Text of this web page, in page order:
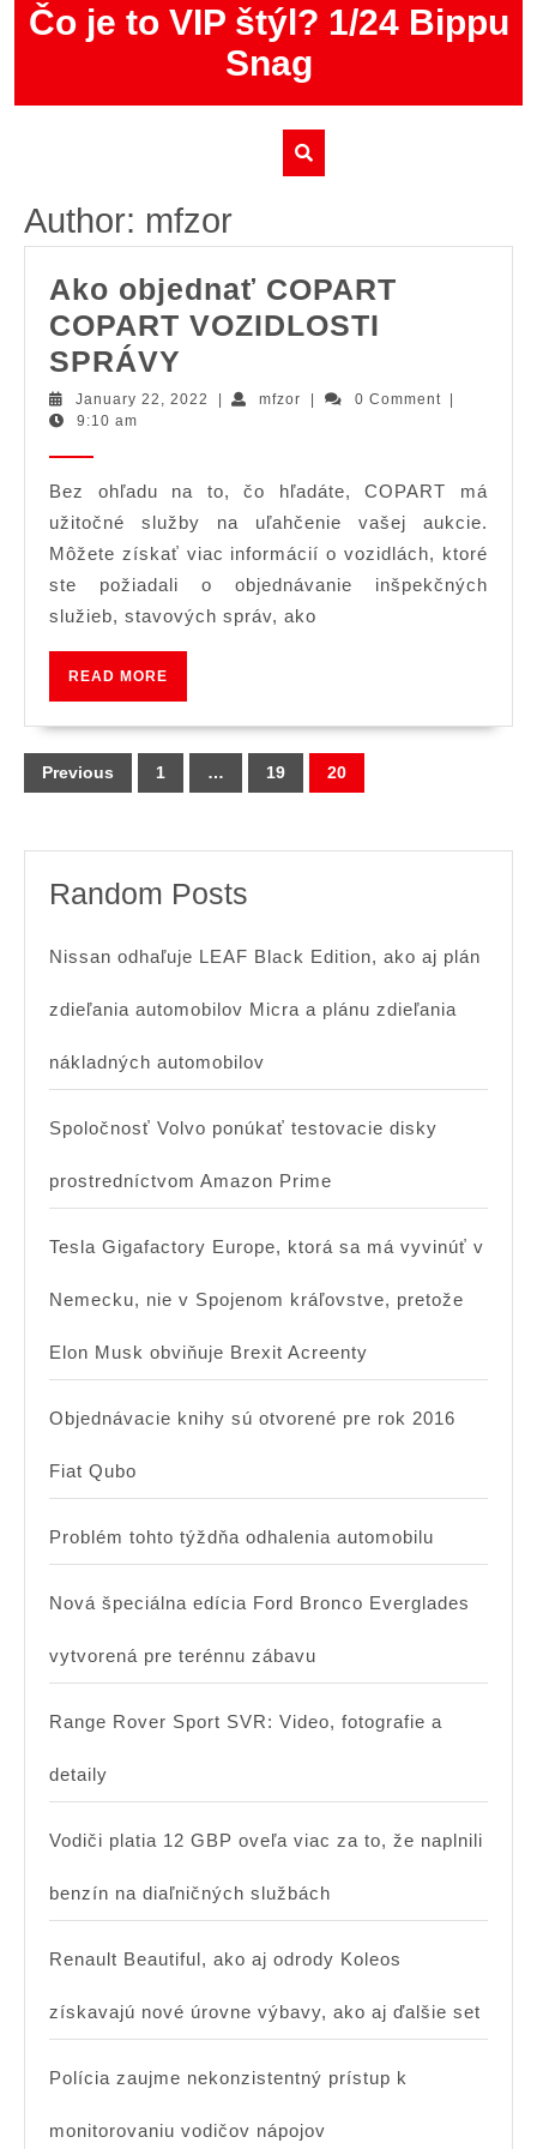
SkipČo je to VIP štýl? 1/24 Bippu
Snag
Author: mfzor
Ako objednať COPART
COPART VOZIDLOSTI
SPRÁVY
objednať
VOZIDLOSTI
SPRÁVY
January 22, 2022 Januarymfzor mfzor 0 Comment
9:10 am
Bez ohľadu na to, čo hľadáte, COPART má
užitočné služby na uľahčenie vašej aukcie.
Môžete získať viac informácií o vozidlách, ktoré
ste požiadali o objednávanie inšpekčných
služieb, stavových správ, ako
READ MORE
Posts
navigation
Previous 1 … 19 20
Random Posts
Nissan odhaľuje LEAF Black Edition, ako aj plán
zdieľania automobilov Micra a plánu zdieľania
nákladných automobilov
Spoločnosť Volvo ponúkať testovacie disky
prostredníctvom Amazon Prime
Tesla Gigafactory Europe, ktorá sa má vyvinúť v
Nemecku, nie v Spojenom kráľovstve, pretože
Elon Musk obviňuje Brexit Acreenty
Objednávacie knihy sú otvorené pre rok 2016
Fiat Qubo
Problém tohto týždňa odhalenia automobilu
Nová špeciálna edícia Ford Bronco Everglades
vytvorená pre terénnu zábavu
Range Rover Sport SVR: Video, fotografie a
detaily
Vodiči platia 12 GBP oveľa viac za to, že naplnili
benzín na diaľničných službách
Renault Beautiful, ako aj odrody Koleos
získavajú nové úrovne výbavy, ako aj ďalšie set
Polícia zaujme nekonzistentný prístup k
monitorovaniu vodičov nápojov